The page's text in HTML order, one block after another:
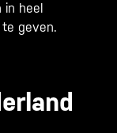
in heel
geven.